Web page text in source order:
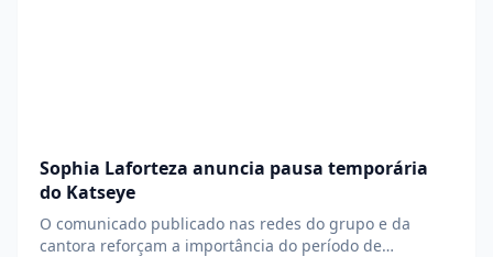
Sophia Laforteza anuncia pausa temporária
do Katseye
O comunicado publicado nas redes do grupo e da
cantora reforçam a importância do período de